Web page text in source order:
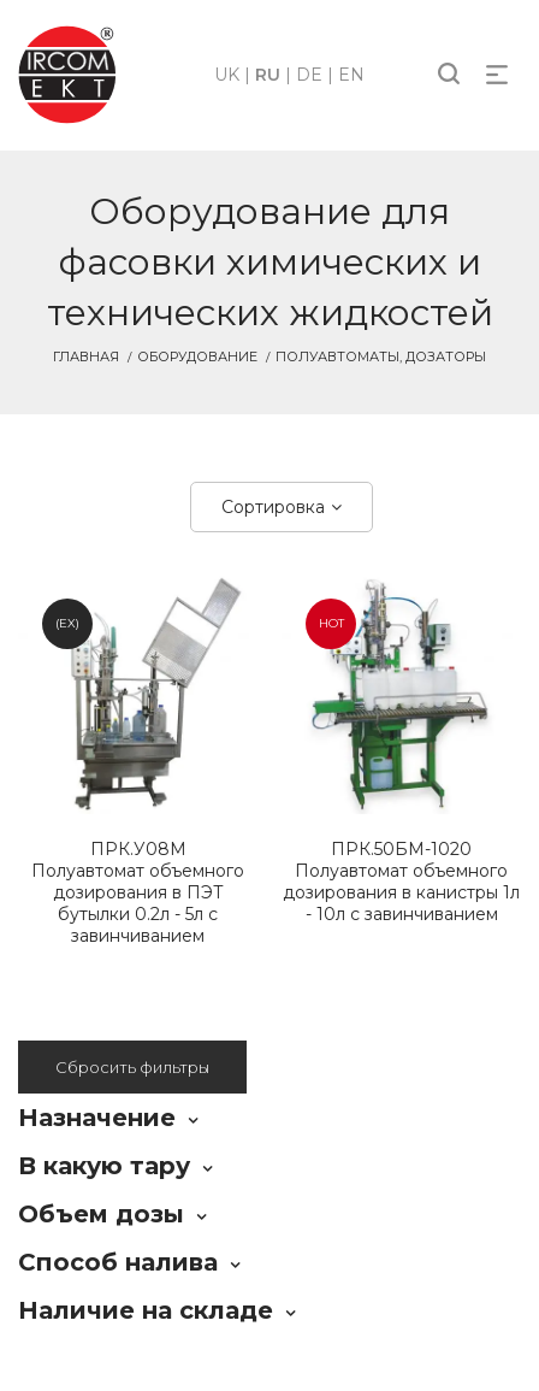
UK| RU | DE | EN
Оборудование для
фасовки химических и
технических жидкостей
ГЛАВНАЯ ОБОРУДОВАНИЕ ПОЛУАВТОМАТЫ, ДОЗАТОРЫ
Сортировка
(EX)
ПРК.У08М
Полуавтомат объемного
дозирования в ПЭТ
бутылки 0.2л - 5л с
завинчиванием
HOT
ПРК.50БМ-1020
Полуавтомат объемного
дозирования в канистры 1л
- 10л с завинчиванием
Сбросить фильтры
Назначение
В какую тару
Объем дозы
Способ налива
Наличие на складе